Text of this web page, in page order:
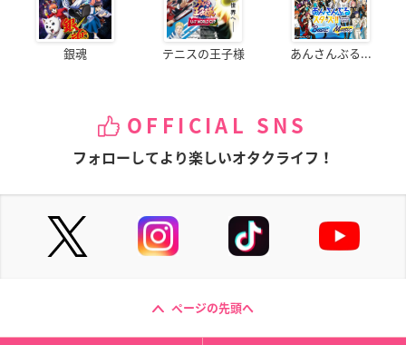
銀魂 テニスの王子様 あんさんぶる...
OFFICIAL SNS
フォローしてより楽しいオタクライフ！
ページの先頭へ